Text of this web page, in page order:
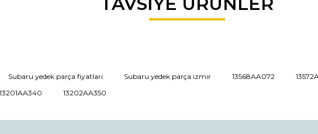
Subaru yedek parça fiyatları Subaru yedek parça izmir 13568AA072
13201AA340 13202AA350